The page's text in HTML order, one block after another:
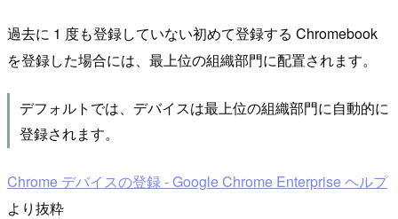
過去に 1 度も登録していない初めて登録する Chromebook
を登録した場合には、最上位の組織部門に配置されます。
デフォルトでは、デバイスは最上位の組織部門に自動的に
登録されます。
Chrome デバイスの登録 - Google Chrome Enterprise ヘルプ
より抜粋